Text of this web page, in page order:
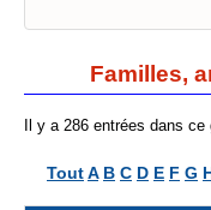
Familles,
Il y a 286 entrées dans ce
ToutA B C D E F G